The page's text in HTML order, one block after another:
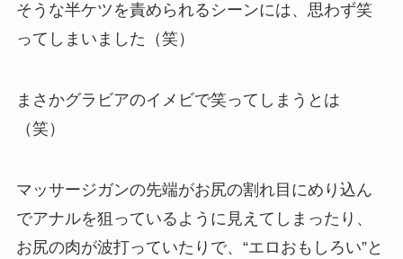
そうな半ケツを責められるシーンには、思わず笑
ってしまいました（笑）
まさかグラビアのイメビで笑ってしまうとは
（笑）
マッサージガンの先端がお尻の割れ目にめり込ん
でアナルを狙っているように見えてしまったり、
お尻の肉が波打っていたりで、“エロおもしろい”と